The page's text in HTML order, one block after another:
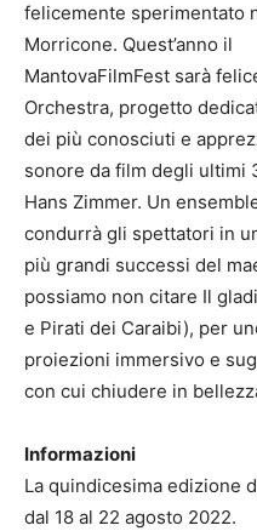
felicemente sperimentato
Morricone. Quest’anno il
MantovaFilmFest sarà
Orchestra, progetto
dei più conosciuti e
sonore da film degli ultimi
Hans Zimmer. Un
condurrà gli spettatori in
più grandi successi del
possiamo non citare Il
e Pirati dei Caraibi), per
proiezioni immersivo e
con cui chiudere in
Informazioni
La quindicesima edizione
dal 18 al 22 agosto 2022.